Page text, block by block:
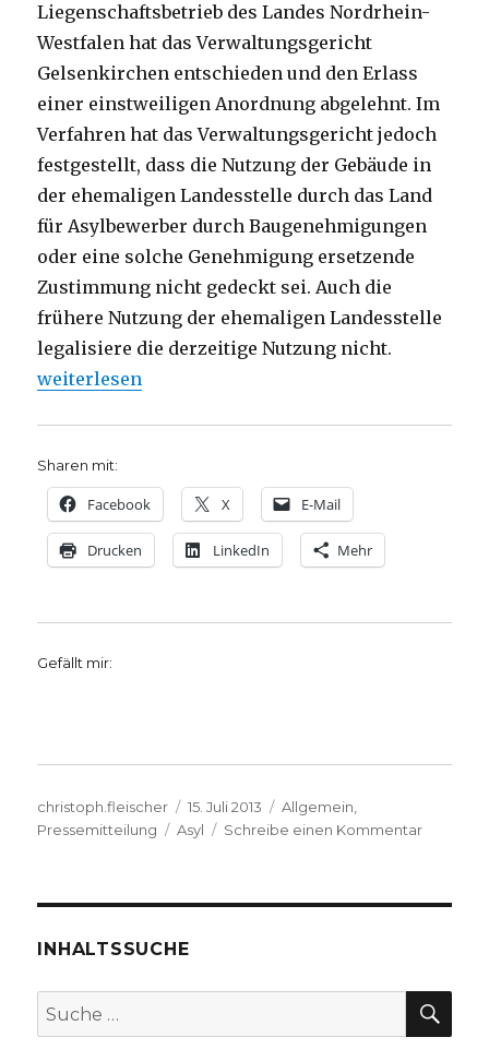
Liegenschaftsbetrieb des Landes Nordrhein-
Westfalen hat das Verwaltungsgericht
Gelsenkirchen entschieden und den Erlass
einer einstweiligen Anordnung abgelehnt. Im
Verfahren hat das Verwaltungsgericht jedoch
festgestellt, dass die Nutzung der Gebäude in
der ehemaligen Landesstelle durch das Land
für Asylbewerber durch Baugenehmigungen
oder eine solche Genehmigung ersetzende
Zustimmung nicht gedeckt sei. Auch die
frühere Nutzung der ehemaligen Landesstelle
legalisiere die derzeitige Nutzung nicht.
„Interessant: Gerichtsbeschluss zur
weiterlesen
Sharen mit:
Facebook X E-Mail
Drucken LinkedIn Mehr
Gefällt mir:
Autor
christoph.fleischer
Veröffentlicht
am
15. Juli 2013 Kategorien
Allgemein
Pressemitteilung
Schlagwörter
Asyl Schreibe einen Kommentarzu
INHALTSSUCHE
Suche
nach: